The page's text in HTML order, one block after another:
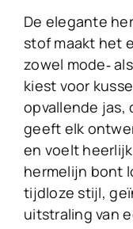
De elegante
stof maakt het
zowel mode‑
kiest voor
opvallende jas,
geeft elk
en voelt
hermelijn bont
tijdloze stijl,
uitstraling van